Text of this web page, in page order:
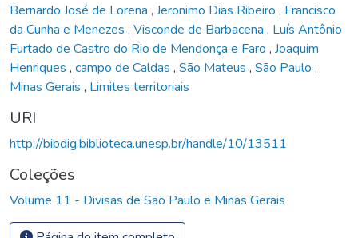
Bernardo José de Lorena , Jeronimo Dias Ribeiro , Francisco
da Cunha e Menezes , Visconde de Barbacena , Luís Antônio
Furtado de Castro do Rio de Mendonça e Faro , Joaquim
Henriques , campo de Caldas , São Mateus , São Paulo ,
Minas Gerais , Limites territoriais
URI
http://bibdig.biblioteca.unesp.br/handle/10/13511
Coleções
Volume 11 - Divisas de São Paulo e Minas Gerais